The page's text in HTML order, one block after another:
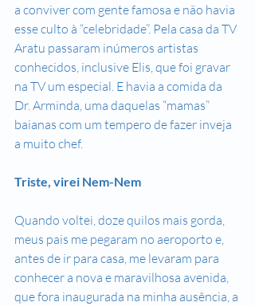
a conviver com gente famosa e não havia
esse culto à “celebridade”. Pela casa da TV
Aratu passaram inúmeros artistas
conhecidos, inclusive Elis, que foi gravar
na TV um especial. E havia a comida da
Dr. Arminda, uma daquelas “mamas”
baianas com um tempero de fazer inveja
a muito chef.
Triste, virei Nem-Nem
Quando voltei, doze quilos mais gorda,
meus pais me pegaram no aeroporto e,
antes de ir para casa, me levaram para
conhecer a nova e maravilhosa avenida,
que fora inaugurada na minha ausência, a